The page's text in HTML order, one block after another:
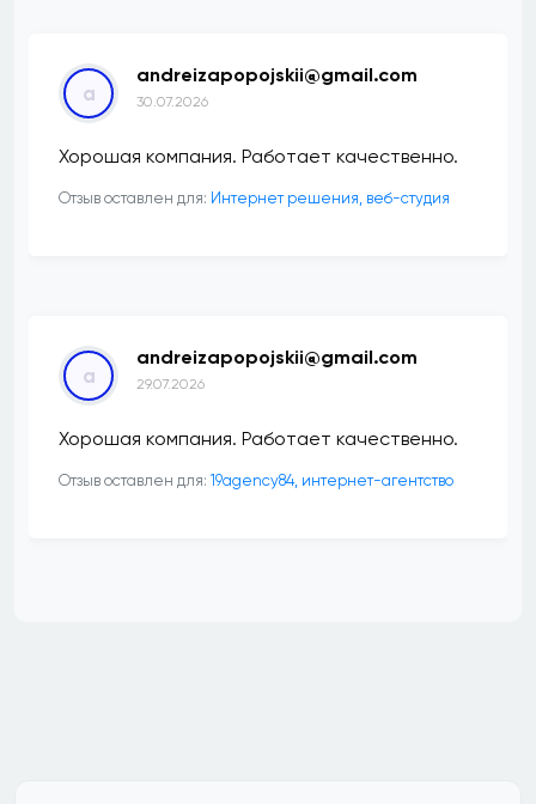
a
andreizapopojskii@gmail.com
30.07.2026
Хорошая компания. Работает качественно.
Отзыв оставлен для: Интернет решения, веб-студия
a
andreizapopojskii@gmail.com
29.07.2026
Хорошая компания. Работает качественно.
Отзыв оставлен для: 19agency84, интернет-агентство